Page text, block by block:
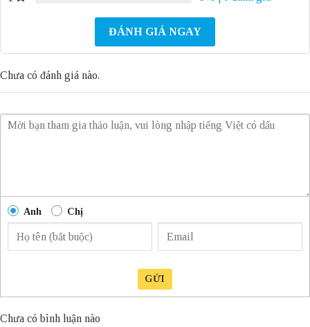
ĐÁNH GIÁ NGAY
Chưa có đánh giá nào.
Anh Chị
GỬI
Chưa có bình luận nào